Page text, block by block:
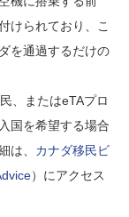
けられており、こ
を通過するだけの
、またはeTAプロ
国を希望する場合
は、 カナダ移民ビ
）にアクセス